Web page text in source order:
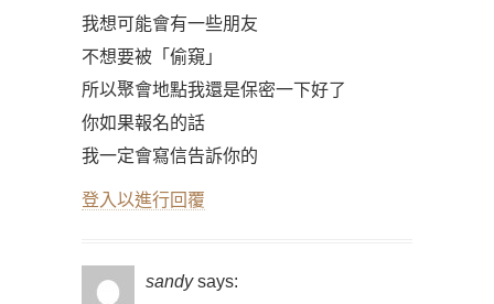
我想可能會有一些朋友
不想要被「偷窺」
所以聚會地點我還是保密一下好了
你如果報名的話
我一定會寫信告訴你的
登入以進行回覆
sandy says: